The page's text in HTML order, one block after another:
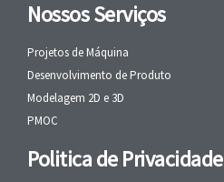
Nossos Serviços
Projetos de Máquina
Desenvolvimento de Produto
Modelagem 2D e 3D
PMOC
Politica de Privacidade